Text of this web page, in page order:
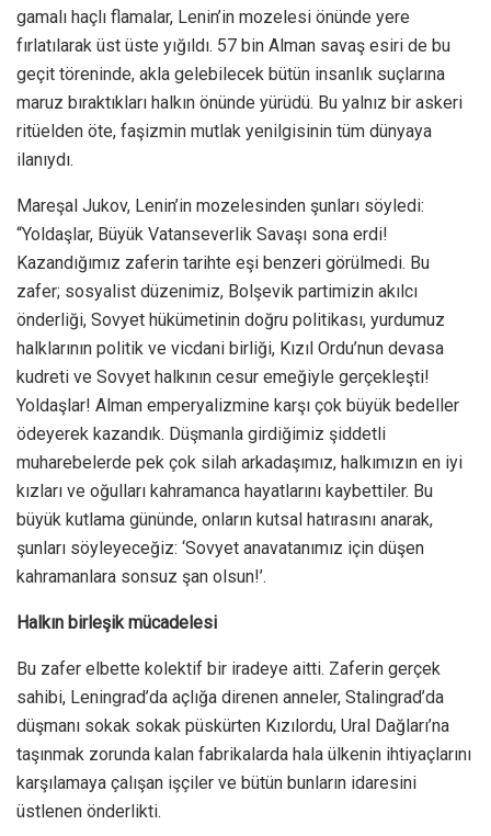
gamalı haçlı flamalar, Lenin’in mozelesi önünde yere
fırlatılarak üst üste yığıldı. 57 bin Alman savaş esiri de bu
geçit töreninde, akla gelebilecek bütün insanlık suçlarına
maruz bıraktıkları halkın önünde yürüdü. Bu yalnız bir askeri
ritüelden öte, faşizmin mutlak yenilgisinin tüm dünyaya
ilanıydı.
Mareşal Jukov, Lenin’in mozelesinden şunları söyledi:
“Yoldaşlar, Büyük Vatanseverlik Savaşı sona erdi!
Kazandığımız zaferin tarihte eşi benzeri görülmedi. Bu
zafer; sosyalist düzenimiz, Bolşevik partimizin akılcı
önderliği, Sovyet hükümetinin doğru politikası, yurdumuz
halklarının politik ve vicdani birliği, Kızıl Ordu’nun devasa
kudreti ve Sovyet halkının cesur emeğiyle gerçekleşti!
Yoldaşlar! Alman emperyalizmine karşı çok büyük bedeller
ödeyerek kazandık. Düşmanla girdiğimiz şiddetli
muharebelerde pek çok silah arkadaşımız, halkımızın en iyi
kızları ve oğulları kahramanca hayatlarını kaybettiler. Bu
büyük kutlama gününde, onların kutsal hatırasını anarak,
şunları söyleyeceğiz: ‘Sovyet anavatanımız için düşen
kahramanlara sonsuz şan olsun!’.
Halkın birleşik mücadelesi
Bu zafer elbette kolektif bir iradeye aitti. Zaferin gerçek
sahibi, Leningrad’da açlığa direnen anneler, Stalingrad’da
düşmanı sokak sokak püskürten Kızılordu, Ural Dağları’na
taşınmak zorunda kalan fabrikalarda hala ülkenin ihtiyaçlarını
karşılamaya çalışan işçiler ve bütün bunların idaresini
üstlenen önderlikti.